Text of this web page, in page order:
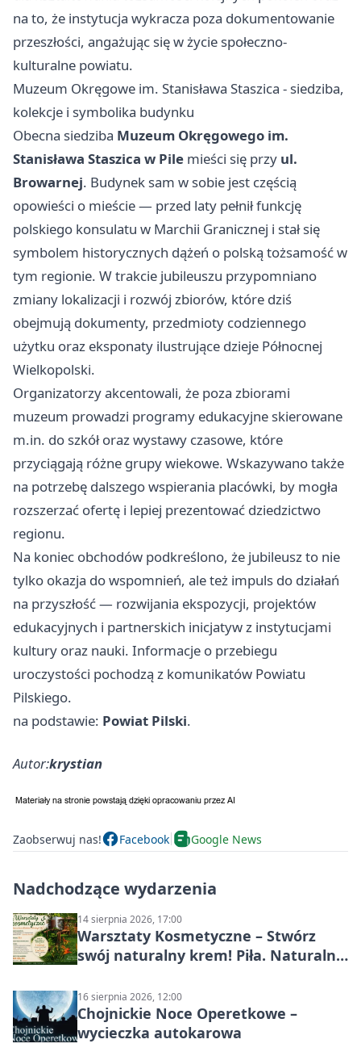
na to, że instytucja wykracza poza dokumentowanie
przeszłości, angażując się w życie społeczno-
kulturalne powiatu.
Muzeum Okręgowe im. Stanisława Staszica - siedziba,
kolekcje i symbolika budynku
Obecna siedziba Muzeum Okręgowego im.
Stanisława Staszica w Pile mieści się przy ul.
Browarnej. Budynek sam w sobie jest częścią
opowieści o mieście — przed laty pełnił funkcję
polskiego konsulatu w Marchii Granicznej i stał się
symbolem historycznych dążeń o polską tożsamość w
tym regionie. W trakcie jubileuszu przypomniano
zmiany lokalizacji i rozwój zbiorów, które dziś
obejmują dokumenty, przedmioty codziennego
użytku oraz eksponaty ilustrujące dzieje Północnej
Wielkopolski.
Organizatorzy akcentowali, że poza zbiorami
muzeum prowadzi programy edukacyjne skierowane
m.in. do szkół oraz wystawy czasowe, które
przyciągają różne grupy wiekowe. Wskazywano także
na potrzebę dalszego wspierania placówki, by mogła
rozszerzać ofertę i lepiej prezentować dziedzictwo
regionu.
Na koniec obchodów podkreślono, że jubileusz to nie
tylko okazja do wspomnień, ale też impuls do działań
na przyszłość — rozwijania ekspozycji, projektów
edukacyjnych i partnerskich inicjatyw z instytucjami
kultury oraz nauki. Informacje o przebiegu
uroczystości pochodzą z komunikatów Powiatu
Pilskiego.
na podstawie: Powiat Pilski.
Autor:krystian
Zaobserwuj nas! Facebook Google News
Nadchodzące wydarzenia
14 sierpnia 2026, 17:00
Warsztaty Kosmetyczne – Stwórz
swój naturalny krem! Piła. Naturalna
16 sierpnia 2026, 12:00
Chojnickie Noce Operetkowe –
wycieczka autokarowa